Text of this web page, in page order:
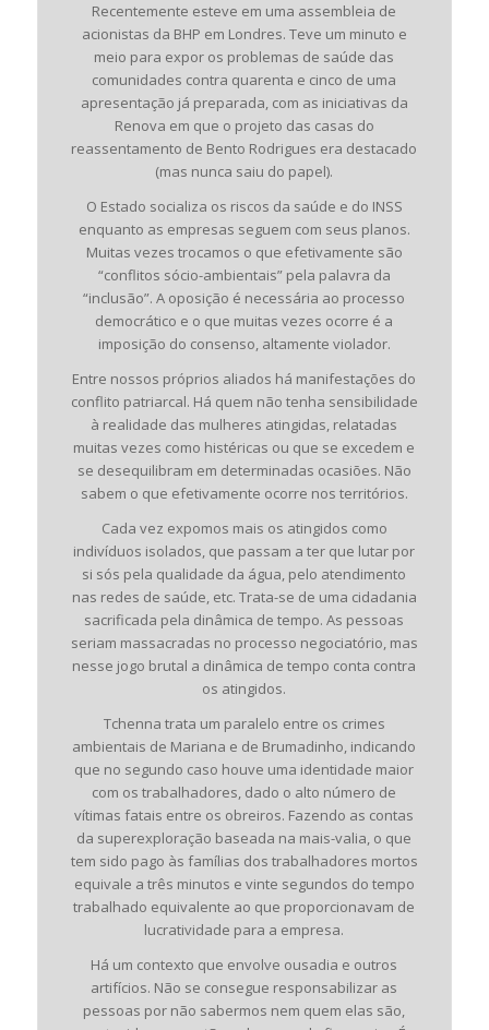
Recentemente esteve em uma assembleia de
acionistas da BHP em Londres. Teve um minuto e
meio para expor os problemas de saúde das
comunidades contra quarenta e cinco de uma
apresentação já preparada, com as iniciativas da
Renova em que o projeto das casas do
reassentamento de Bento Rodrigues era destacado
(mas nunca saiu do papel).
O Estado socializa os riscos da saúde e do INSS
enquanto as empresas seguem com seus planos.
Muitas vezes trocamos o que efetivamente são
“conflitos sócio-ambientais” pela palavra da
“inclusão”. A oposição é necessária ao processo
democrático e o que muitas vezes ocorre é a
imposição do consenso, altamente violador.
Entre nossos próprios aliados há manifestações do
conflito patriarcal. Há quem não tenha sensibilidade
à realidade das mulheres atingidas, relatadas
muitas vezes como histéricas ou que se excedem e
se desequilibram em determinadas ocasiões. Não
sabem o que efetivamente ocorre nos territórios.
Cada vez expomos mais os atingidos como
indivíduos isolados, que passam a ter que lutar por
si sós pela qualidade da água, pelo atendimento
nas redes de saúde, etc. Trata-se de uma cidadania
sacrificada pela dinâmica de tempo. As pessoas
seriam massacradas no processo negociatório, mas
nesse jogo brutal a dinâmica de tempo conta contra
os atingidos.
Tchenna trata um paralelo entre os crimes
ambientais de Mariana e de Brumadinho, indicando
que no segundo caso houve uma identidade maior
com os trabalhadores, dado o alto número de
vítimas fatais entre os obreiros. Fazendo as contas
da superexploração baseada na mais-valia, o que
tem sido pago às famílias dos trabalhadores mortos
equivale a três minutos e vinte segundos do tempo
trabalhado equivalente ao que proporcionavam de
lucratividade para a empresa.
Há um contexto que envolve ousadia e outros
artifícios. Não se consegue responsabilizar as
pessoas por não sabermos nem quem elas são,